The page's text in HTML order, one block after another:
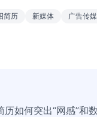
简历 新媒体 广告传媒
如何突出“网感”和